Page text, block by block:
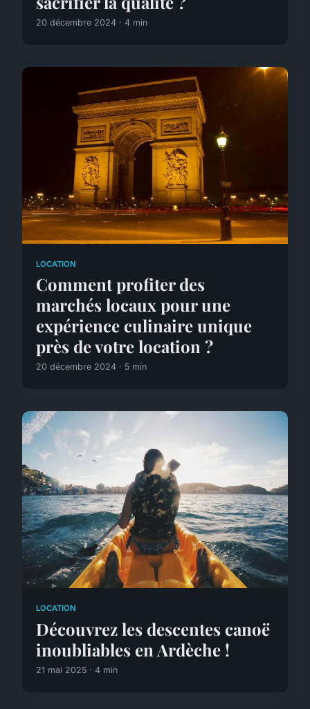
20 décembre 2024 · 4 min
LOCATION
Comment profiter des
marchés locaux pour une
expérience culinaire unique
près de votre location ?
20 décembre 2024 · 5 min
LOCATION
Découvrez les descentes canoë
inoubliables en Ardèche !
21 mai 2025 · 4 min